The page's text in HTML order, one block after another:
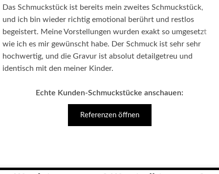
Das Schmuckstück ist bereits mein zweites Schmuckstück,
und ich bin wieder richtig emotional berührt und restlos
begeistert. Meine Vorstellungen wurden exakt so umgesetzt
wie ich es mir gewünscht habe. Der Schmuck ist sehr sehr
hochwertig, und die Gravur ist absolut detailgetreu und
identisch mit den meiner Kinder.
Echte Kunden-Schmuckstücke anschauen:
Referenzen öffnen